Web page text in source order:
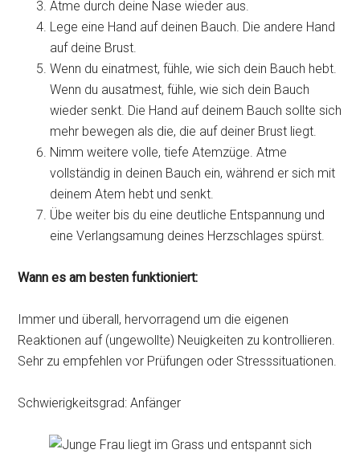
Atme durch deine Nase wieder aus.
Lege eine Hand auf deinen Bauch. Die andere Hand
auf deine Brust.
Wenn du einatmest, fühle, wie sich dein Bauch hebt.
Wenn du ausatmest, fühle, wie sich dein Bauch
wieder senkt. Die Hand auf deinem Bauch sollte sich
mehr bewegen als die, die auf deiner Brust liegt.
Nimm weitere volle, tiefe Atemzüge. Atme
vollständig in deinen Bauch ein, während er sich mit
deinem Atem hebt und senkt.
Übe weiter bis du eine deutliche Entspannung und
eine Verlangsamung deines Herzschlages spürst.
Wann es am besten funktioniert:
Immer und überall, hervorragend um die eigenen
Reaktionen auf (ungewollte) Neuigkeiten zu kontrollieren.
Sehr zu empfehlen vor Prüfungen oder Stresssituationen.
Schwierigkeitsgrad: Anfänger